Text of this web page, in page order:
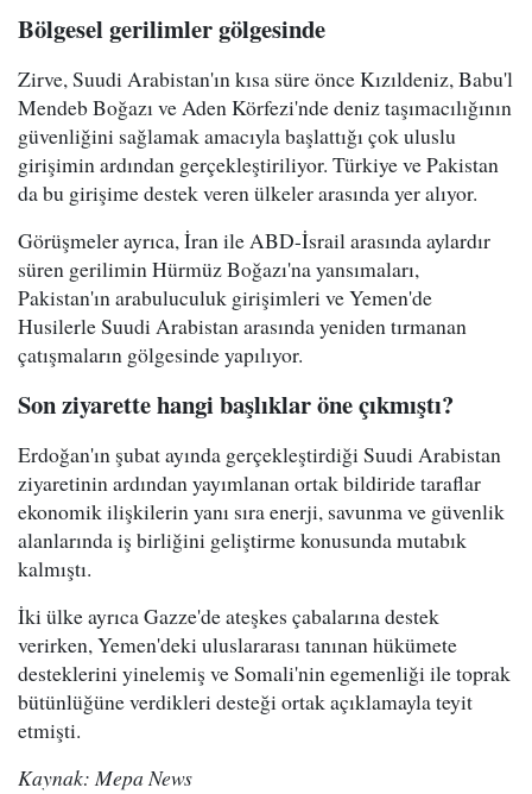
Bölgesel gerilimler gölgesinde
Zirve, Suudi Arabistan'ın kısa süre önce Kızıldeniz, Babu'l
Mendeb Boğazı ve Aden Körfezi'nde deniz taşımacılığının
güvenliğini sağlamak amacıyla başlattığı çok uluslu
girişimin ardından gerçekleştiriliyor. Türkiye ve Pakistan
da bu girişime destek veren ülkeler arasında yer alıyor.
Görüşmeler ayrıca, İran ile ABD-İsrail arasında aylardır
süren gerilimin Hürmüz Boğazı'na yansımaları,
Pakistan'ın arabuluculuk girişimleri ve Yemen'de
Husilerle Suudi Arabistan arasında yeniden tırmanan
çatışmaların gölgesinde yapılıyor.
Son ziyarette hangi başlıklar öne çıkmıştı?
Erdoğan'ın şubat ayında gerçekleştirdiği Suudi Arabistan
ziyaretinin ardından yayımlanan ortak bildiride taraflar
ekonomik ilişkilerin yanı sıra enerji, savunma ve güvenlik
alanlarında iş birliğini geliştirme konusunda mutabık
kalmıştı.
İki ülke ayrıca Gazze'de ateşkes çabalarına destek
verirken, Yemen'deki uluslararası tanınan hükümete
desteklerini yinelemiş ve Somali'nin egemenliği ile toprak
bütünlüğüne verdikleri desteği ortak açıklamayla teyit
etmişti.
Kaynak: Mepa News